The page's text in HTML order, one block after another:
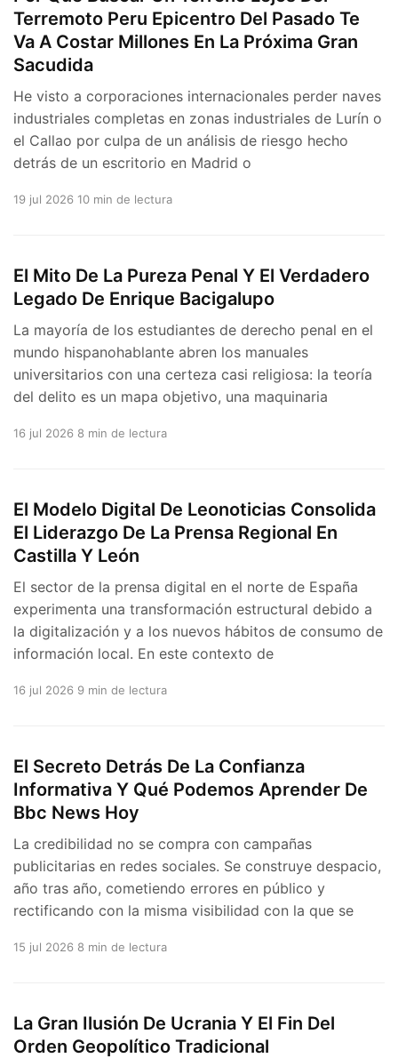
Terremoto Peru Epicentro Del Pasado Te
Va A Costar Millones En La Próxima Gran
Sacudida
He visto a corporaciones internacionales perder naves
industriales completas en zonas industriales de Lurín o
el Callao por culpa de un análisis de riesgo hecho
detrás de un escritorio en Madrid o
19 jul 2026 10 min de lectura
El Mito De La Pureza Penal Y El Verdadero
Legado De Enrique Bacigalupo
La mayoría de los estudiantes de derecho penal en el
mundo hispanohablante abren los manuales
universitarios con una certeza casi religiosa: la teoría
del delito es un mapa objetivo, una maquinaria
16 jul 2026 8 min de lectura
El Modelo Digital De Leonoticias Consolida
El Liderazgo De La Prensa Regional En
Castilla Y León
El sector de la prensa digital en el norte de España
experimenta una transformación estructural debido a
la digitalización y a los nuevos hábitos de consumo de
información local. En este contexto de
16 jul 2026 9 min de lectura
El Secreto Detrás De La Confianza
Informativa Y Qué Podemos Aprender De
Bbc News Hoy
La credibilidad no se compra con campañas
publicitarias en redes sociales. Se construye despacio,
año tras año, cometiendo errores en público y
rectificando con la misma visibilidad con la que se
15 jul 2026 8 min de lectura
La Gran Ilusión De Ucrania Y El Fin Del
Orden Geopolítico Tradicional